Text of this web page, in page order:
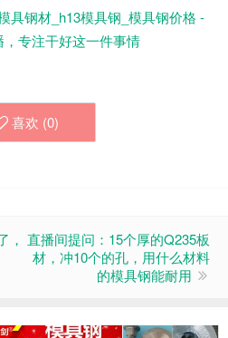
具钢材_h13模具钢_模具钢价格 -
，专注干好这一件事情
喜欢 (0)
， 直播间提问：15个厚的Q235板
材，冲10个的孔，用什么材料
的模具钢能耐用